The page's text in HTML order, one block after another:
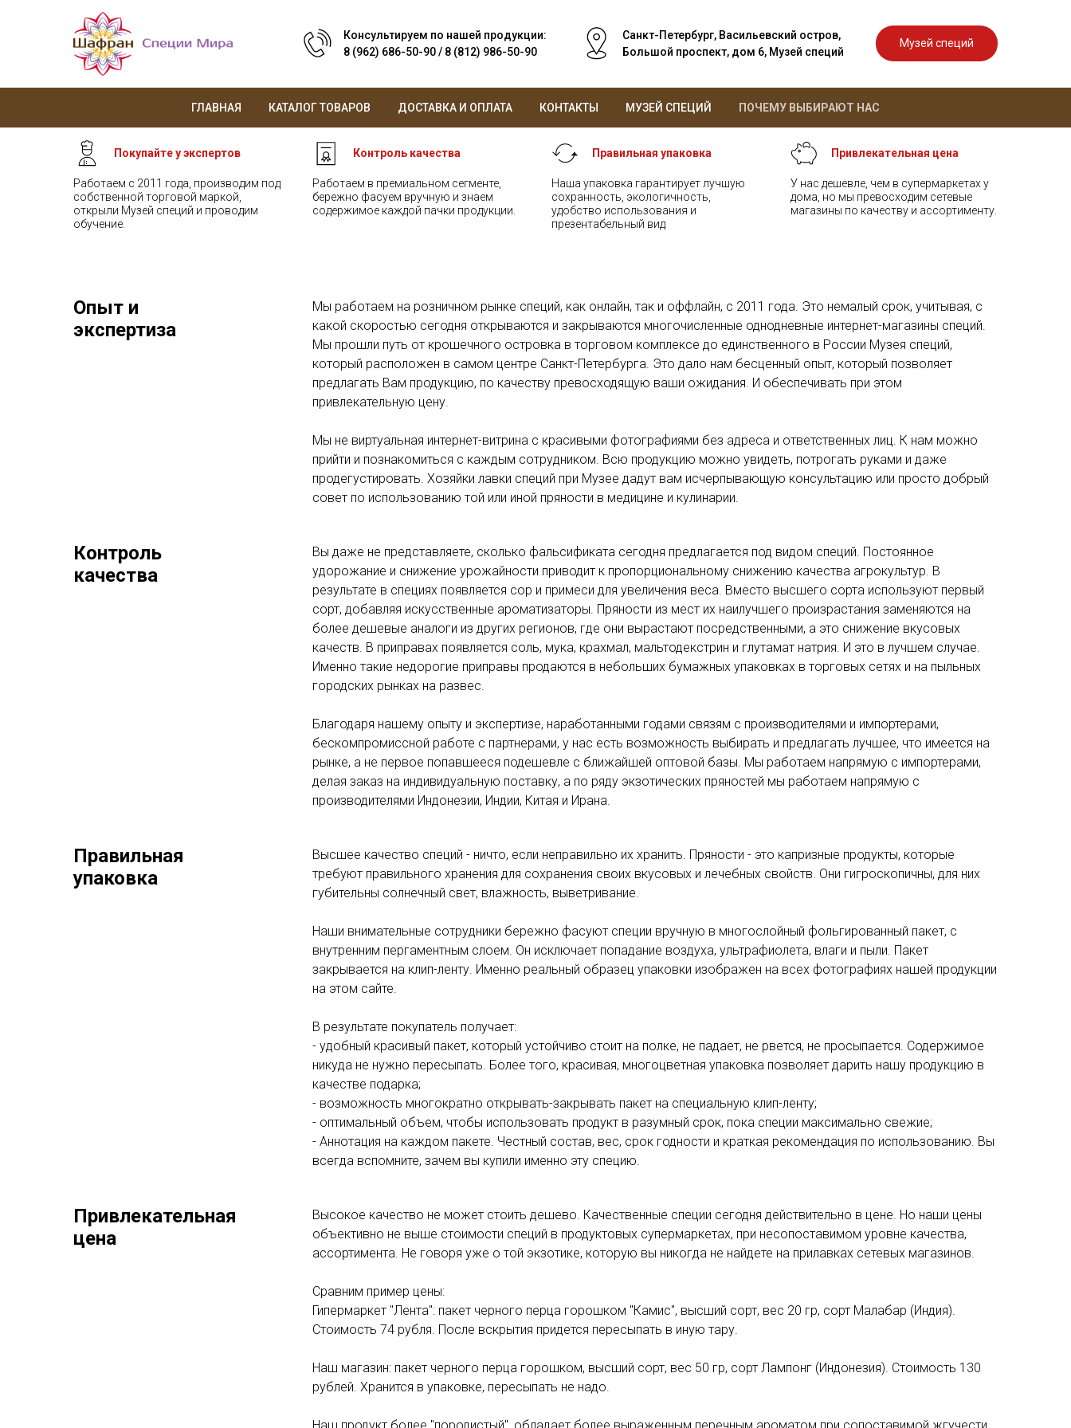
Консультируем по нашей продукции:
8 (962) 686-50-90 / 8 (812) 986-50-90
Санкт-Петербург, Васильевский остров,
Большой проспект, дом 6, Музей специй
Музей специй
ГЛАВНАЯ КАТАЛОГ ТОВАРОВ ДОСТАВКА И ОПЛАТА КОНТАКТЫ МУЗЕЙ СПЕЦИЙ ПОЧЕМУ ВЫБИРАЮТ НАС
Покупайте у экспертов
Работаем с 2011 года, производим под
собственной торговой маркой,
открыли Музей специй и проводим
обучение.
Контроль качества
Работаем в премиальном сегменте,
бережно фасуем вручную и знаем
содержимое каждой пачки продукции.
Правильная упаковка
Наша упаковка гарантирует лучшую
сохранность, экологичность,
удобство использования и
презентабельный вид
Привлекательная цена
У нас дешевле, чем в супермаркетах у
дома, но мы превосходим сетевые
магазины по качеству и ассортименту.
Опыт и
экспертиза
Мы работаем на розничном рынке специй, как онлайн, так и оффлайн, с 2011 года. Это немалый срок, учитывая, с
какой скоростью сегодня открываются и закрываются многочисленные однодневные интернет-магазины специй.
Мы прошли путь от крошечного островка в торговом комплексе до единственного в России Музея специй,
который расположен в самом центре Санкт-Петербурга. Это дало нам бесценный опыт, который позволяет
предлагать Вам продукцию, по качеству превосходящую ваши ожидания. И обеспечивать при этом
привлекательную цену.
Мы не виртуальная интернет-витрина с красивыми фотографиями без адреса и ответственных лиц. К нам можно
прийти и познакомиться с каждым сотрудником. Всю продукцию можно увидеть, потрогать руками и даже
продегустировать. Хозяйки лавки специй при Музее дадут вам исчерпывающую консультацию или просто добрый
совет по использованию той или иной пряности в медицине и кулинарии.
Контроль
качества
Вы даже не представляете, сколько фальсификата сегодня предлагается под видом специй. Постоянное
удорожание и снижение урожайности приводит к пропорциональному снижению качества агрокультур. В
результате в специях появляется сор и примеси для увеличения веса. Вместо высшего сорта используют первый
сорт, добавляя искусственные ароматизаторы. Пряности из мест их наилучшего произрастания заменяются на
более дешевые аналоги из других регионов, где они вырастают посредственными, а это снижение вкусовых
качеств. В приправах появляется соль, мука, крахмал, мальтодекстрин и глутамат натрия. И это в лучшем случае.
Именно такие недорогие приправы продаются в небольших бумажных упаковках в торговых сетях и на пыльных
городских рынках на развес.
Благодаря нашему опыту и экспертизе, наработанными годами связям с производителями и импортерами,
бескомпромиссной работе с партнерами, у нас есть возможность выбирать и предлагать лучшее, что имеется на
рынке, а не первое попавшееся подешевле с ближайшей оптовой базы. Мы работаем напрямую с импортерами,
делая заказ на индивидуальную поставку, а по ряду экзотических пряностей мы работаем напрямую с
производителями Индонезии, Индии, Китая и Ирана.
Правильная
упаковка
Высшее качество специй - ничто, если неправильно их хранить. Пряности - это капризные продукты, которые
требуют правильного хранения для сохранения своих вкусовых и лечебных свойств. Они гигроскопичны, для них
губительны солнечный свет, влажность, выветривание.
Наши внимательные сотрудники бережно фасуют специи вручную в многослойный фольгированный пакет, с
внутренним пергаментным слоем. Он исключает попадание воздуха, ультрафиолета, влаги и пыли. Пакет
закрывается на клип-ленту. Именно реальный образец упаковки изображен на всех фотографиях нашей продукции
на этом сайте.
В результате покупатель получает:
- удобный красивый пакет, который устойчиво стоит на полке, не падает, не рвется, не просыпается. Содержимое
никуда не нужно пересыпать. Более того, красивая, многоцветная упаковка позволяет дарить нашу продукцию в
качестве подарка;
- возможность многократно открывать-закрывать пакет на специальную клип-ленту;
- оптимальный объем, чтобы использовать продукт в разумный срок, пока специи максимально свежие;
- Аннотация на каждом пакете. Честный состав, вес, срок годности и краткая рекомендация по использованию. Вы
всегда вспомните, зачем вы купили именно эту специю.
Привлекательная
цена
Высокое качество не может стоить дешево. Качественные специи сегодня действительно в цене. Но наши цены
объективно не выше стоимости специй в продуктовых супермаркетах, при несопоставимом уровне качества,
ассортимента. Не говоря уже о той экзотике, которую вы никогда не найдете на прилавках сетевых магазинов.
Сравним пример цены:
Гипермаркет "Лента": пакет черного перца горошком "Камис", высший сорт, вес 20 гр, сорт Малабар (Индия).
Стоимость 74 рубля. После вскрытия придется пересыпать в иную тару.
Наш магазин: пакет черного перца горошком, высший сорт, вес 50 гр, сорт Лампонг (Индонезия). Стоимость 130
рублей. Хранится в упаковке, пересыпать не надо.